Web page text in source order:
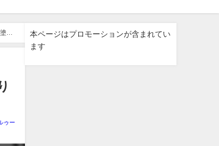
り
ゥー
本ページはプロモーションが含まれてい
ます